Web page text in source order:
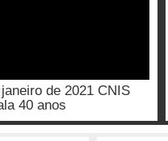
de 2021 CNIS
40 anos